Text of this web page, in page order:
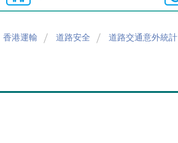
香港運輸 道路安全 道路交通意外統計